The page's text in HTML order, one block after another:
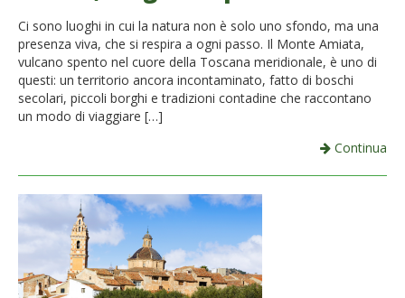
French
Italiano
Ci sono luoghi in cui la natura non è solo uno sfondo, ma una
presenza viva, che si respira a ogni passo. Il Monte Amiata,
vulcano spento nel cuore della Toscana meridionale, è uno di
questi: un territorio ancora incontaminato, fatto di boschi
secolari, piccoli borghi e tradizioni contadine che raccontano
un modo di viaggiare […]
Continua